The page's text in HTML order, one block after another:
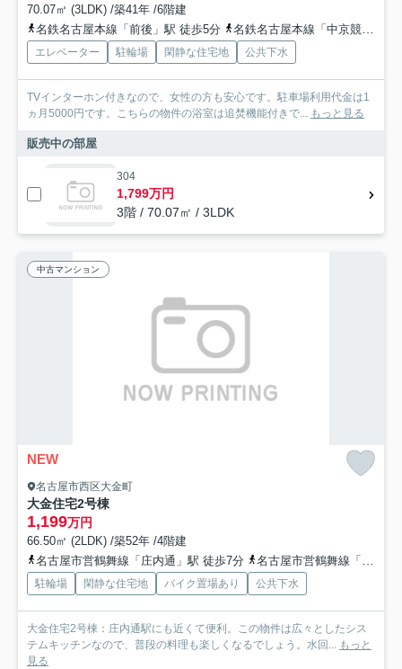
70.07㎡ (3LDK) /築41年 /6階建
名鉄名古屋本線「前後」駅 徒歩5分
名鉄名古屋本線「中京競馬場前」駅 徒歩21分
エレベーター 駐輪場 閑静な住宅地 公共下水
TVインターホン付きなので、女性の方も安心です。駐車場利用代金は1
ヵ月5000円です。こちらの物件の浴室は追焚機能付きで...
もっと見る
販売中の部屋
304
1,799万円
3階 / 70.07㎡ / 3LDK
中古マンション
NEW
名古屋市西区大金町
大金住宅2号棟
1,199万円
66.50㎡ (2LDK) /築52年 /4階建
名古屋市営鶴舞線「庄内通」駅 徒歩7分
名古屋市営鶴舞線「庄内緑地公園」駅 徒歩21分
駐輪場 閑静な住宅地 バイク置場あり 公共下水
大金住宅2号棟：庄内通駅にも近くて便利。この物件は広々としたシス
テムキッチンなので、普段の料理も楽しくなるでしょう。水回...
もっと
見る